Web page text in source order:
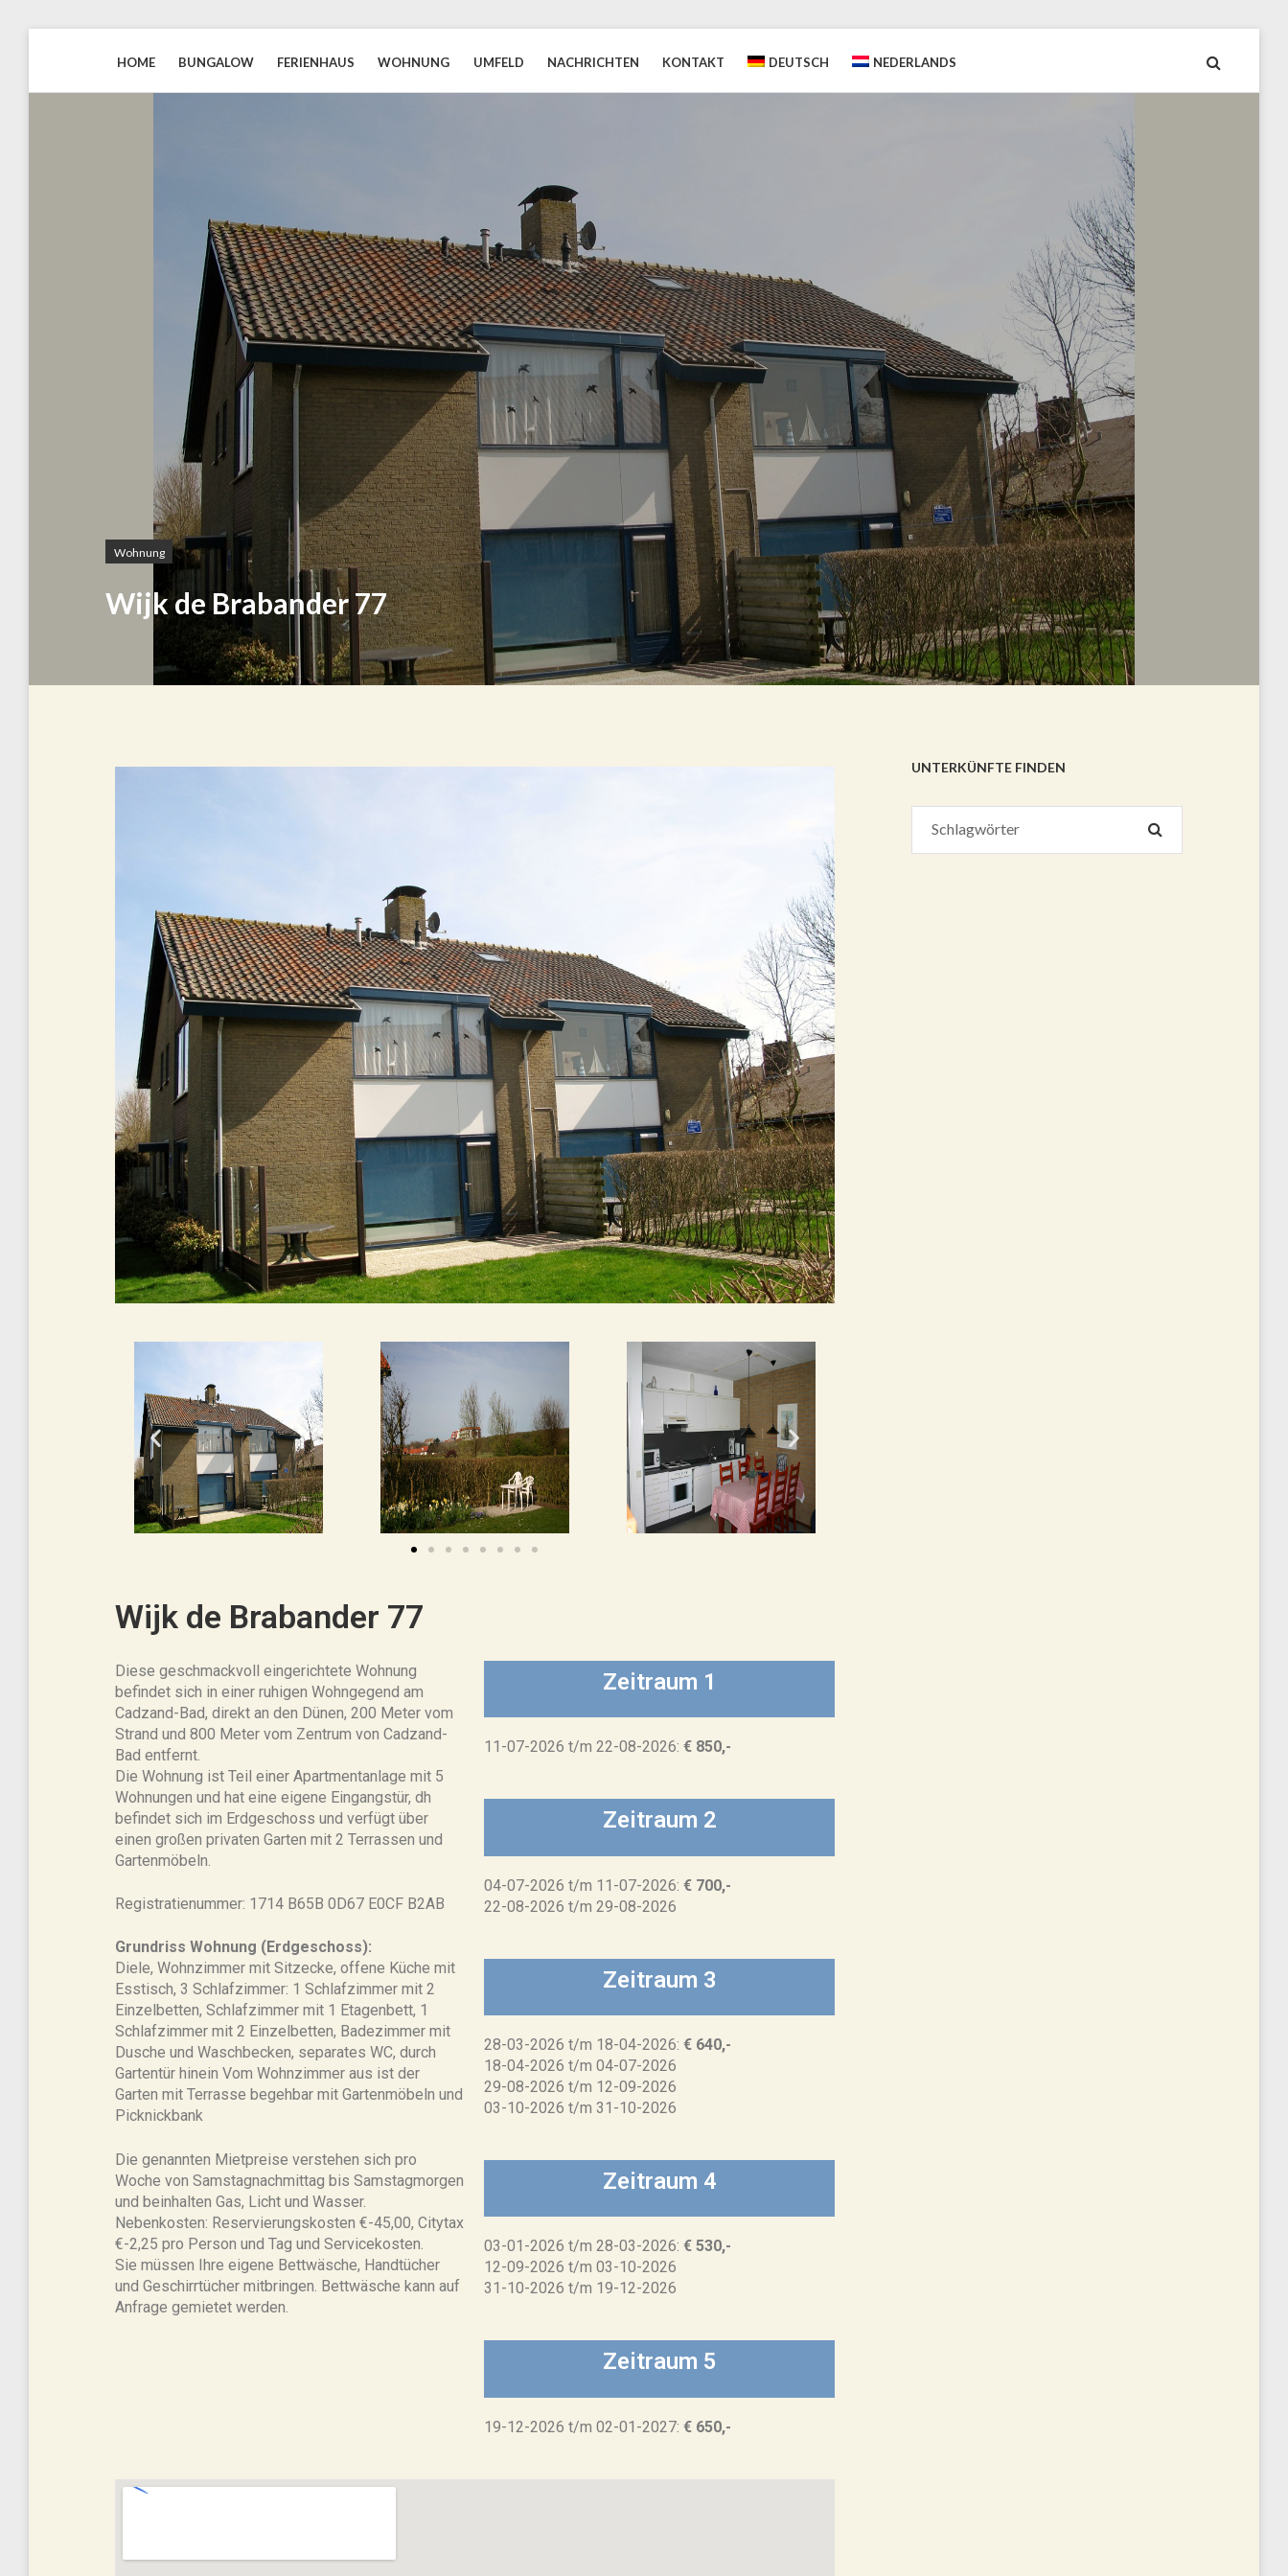
BLAUWEZEEDISTEL.NL
HOME BUNGALOW FERIENHAUS WOHNUNG UMFELD NACHRICHTEN KONTAKT DEUTSCH NEDERLANDS
Wohnung
Wijk de Brabander 77
Wijk de Brabander 77
Diese geschmackvoll eingerichtete Wohnung
befindet sich in einer ruhigen Wohngegend am
Cadzand-Bad, direkt an den Dünen, 200 Meter vom
Strand und 800 Meter vom Zentrum von Cadzand-
Bad entfernt.
Die Wohnung ist Teil einer Apartmentanlage mit 5
Wohnungen und hat eine eigene Eingangstür, dh
befindet sich im Erdgeschoss und verfügt über
einen großen privaten Garten mit 2 Terrassen und
Gartenmöbeln.
Registratienummer: 1714 B65B 0D67 E0CF B2AB
Grundriss Wohnung (Erdgeschoss):
Diele, Wohnzimmer mit Sitzecke, offene Küche mit
Esstisch, 3 Schlafzimmer: 1 Schlafzimmer mit 2
Einzelbetten, Schlafzimmer mit 1 Etagenbett, 1
Schlafzimmer mit 2 Einzelbetten, Badezimmer mit
Dusche und Waschbecken, separates WC, durch
Gartentür hinein Vom Wohnzimmer aus ist der
Garten mit Terrasse begehbar mit Gartenmöbeln und
Picknickbank
Die genannten Mietpreise verstehen sich pro
Woche von Samstagnachmittag bis Samstagmorgen
und beinhalten Gas, Licht und Wasser.
Nebenkosten: Reservierungskosten €-45,00, Citytax
€-2,25 pro Person und Tag und Servicekosten.
Sie müssen Ihre eigene Bettwäsche, Handtücher
und Geschirrtücher mitbringen. Bettwäsche kann auf
Anfrage gemietet werden.
Zeitraum 1
11-07-2026 t/m 22-08-2026:€ 850,-
Zeitraum 2
04-07-2026 t/m 11-07-2026:€ 700,-
22-08-2026 t/m 29-08-2026
Zeitraum 3
28-03-2026 t/m 18-04-2026:€ 640,-
18-04-2026 t/m 04-07-2026
29-08-2026 t/m 12-09-2026
03-10-2026 t/m 31-10-2026
Zeitraum 4
03-01-2026 t/m 28-03-2026:€ 530,-
12-09-2026 t/m 03-10-2026
31-10-2026 t/m 19-12-2026
Zeitraum 5
19-12-2026 t/m 02-01-2027:€ 650,-
UNTERKÜNFTE FINDEN